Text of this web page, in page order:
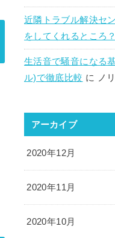
近隣トラブル解決セ
をしてくれるところ？
生活音で騒音になる
ル)で徹底比較 に ノリ
アーカイブ
2020年12月
2020年11月
2020年10月